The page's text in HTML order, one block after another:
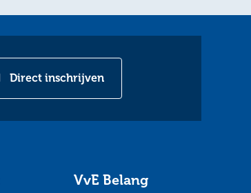
Direct inschrijven
VvE Belang